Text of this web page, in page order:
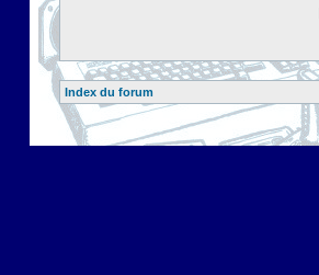
Index du forum